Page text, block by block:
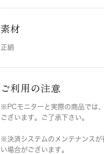
素材
正絹
ご利用の注意
※PCモニターと実際の商品では
ございます。ご了承下さい。
※決済システムのメンテナンス
い場合がございます。